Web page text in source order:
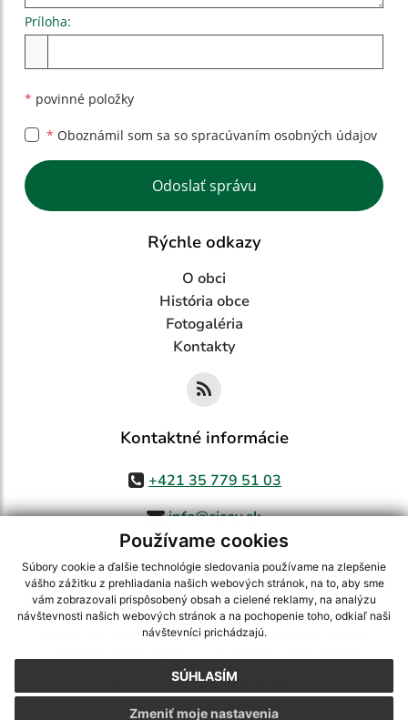
Používame cookies
Súbory cookie a ďalšie technológie sledovania používame na zlepšenie
vášho zážitku z prehliadania našich webových stránok, na to, aby sme
vám zobrazovali prispôsobený obsah a cielené reklamy, na analýzu
návštevnosti našich webových stránok a na pochopenie toho, odkiaľ naši
návštevníci prichádzajú.
SÚHLASÍM
Zmeniť moje nastavenia
Príloha:
* povinné položky
* Oboznámil som sa so spracúvaním osobných údajov
Google reCaptcha Response
Odoslať správu
Rýchle odkazy
O obci
História obce
Fotogaléria
Kontakty
Kontaktné informácie
+421 35 779 51 03
info@cicov.sk
využite možnosť získavania aktuálnych informácií s využitím RSS
CMS systém (redakčný) systém ECHELON 2,Mapa stránok,web portál
webex.digital, s.r.o.,domény,registrácia domény
Posledná aktualizácia:03.08.2026